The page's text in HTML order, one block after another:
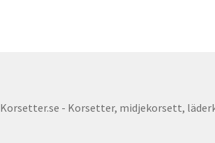
Korsetter.se - Korsetter, midjekorsett,